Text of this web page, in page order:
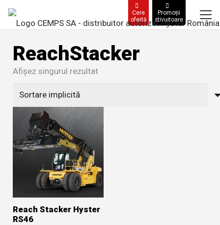
Cere
ofertă
Promoții
stivuitoare
ReachStacker
Afișez singurul rezultat
Reach Stacker Hyster
RS46